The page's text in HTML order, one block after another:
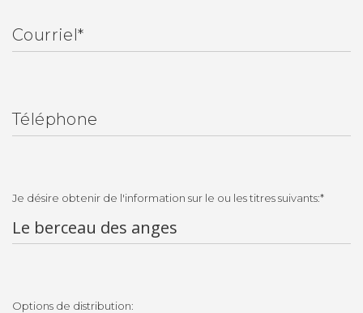
Courriel*
Téléphone
Je désire obtenir de l'information sur le ou les titres suivants:*
Options de distribution: